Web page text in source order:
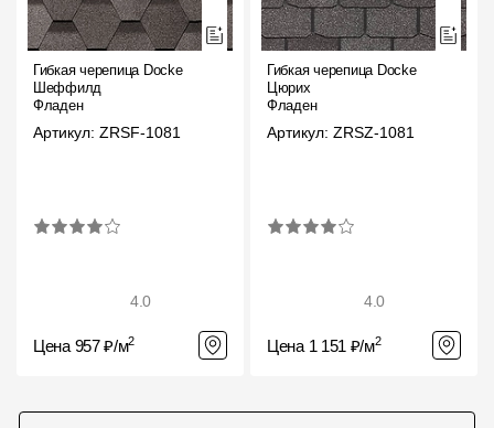
Гибкая черепица Docke
Шеффилд
Фладен
Артикул: ZRSF-1081
4.0
Цена 957 ₽/м2
Гибкая черепица Docke
Цюрих
Фладен
Артикул: ZRSZ-1081
4.0
Цена 1 151 ₽/м2